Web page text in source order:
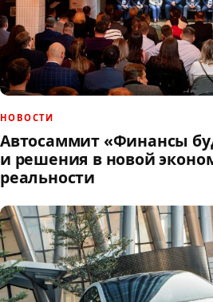
НОВОСТИ
Автосаммит «Финансы
и решения в новой
реальности